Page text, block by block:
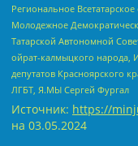
Региональное
Молодежное
Татарской Автономной
ойрат-калмыцкого народа,
депутатов Красноярского
ЛГБТ, Я.МЫ Сергей Фургал
Источник: https://
на 03.05.2024